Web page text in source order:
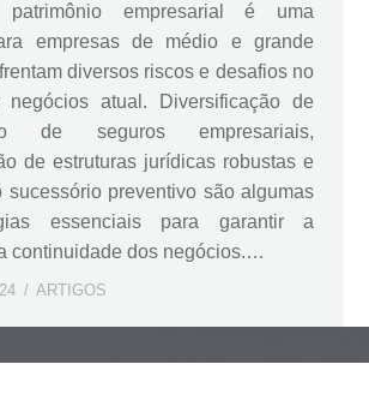
empresarial é uma
empresas de médio e grande
diversos riscos e desafios no
negócios atual. Diversificação de
de seguros empresariais,
de estruturas jurídicas robustas e
sucessório preventivo são algumas
essenciais para garantir a
continuidade dos negócios.…
ARTIGOS